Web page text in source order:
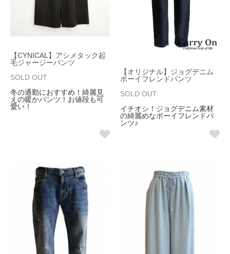
【CYNICAL】アシメタック起
毛ジャージーパンツ
SOLD OUT
冬の通勤におすすめ！綺麗見
えの暖かパンツ！お値段も可
愛い！
【オリジナル】ジョグデニム
ボーイフレンドパンツ
SOLD OUT
イチオシ！ジョグデニム素材
の綺麗めなボーイフレンドパ
ンツ♪